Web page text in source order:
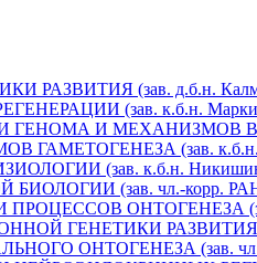
РАЗВИТИЯ (зав. д.б.н.
(зав. к.б.н.
И МЕХАНИЗМОВ
ГАМЕТОГЕНЕЗА (зав.
(зав. к.б.н.
(зав. чл.-корр. РАН
ОНТОГЕНЕЗА
ГЕНЕТИКИ РАЗВИТИЯ
ОНТОГЕНЕЗА (зав. чл.-